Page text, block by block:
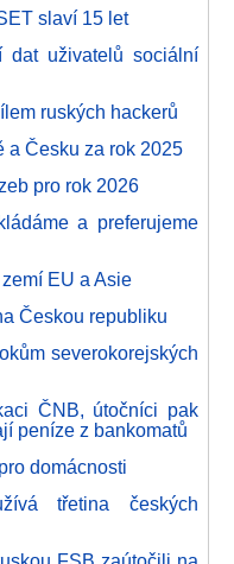
slaví 15 let
dat uživatelů sociální
ruských hackerů
a Česku za rok 2025
pro rok 2026
a preferujeme
EU a Asie
Českou republiku
severokorejských
ČNB, útočníci pak
peníze z bankomatů
domácnosti
třetina českých